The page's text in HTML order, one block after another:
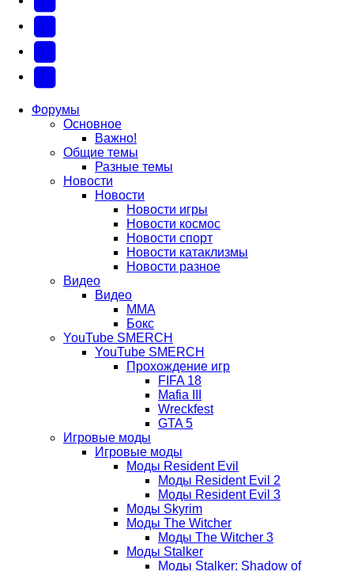
вкладке)
вкладке)
новой
вкладке)
в
новой
вкладке)
(Откроется
новой
вкладке)
Форумы
Основное
Важно!
Общие темы
Разные темы
Новости
Новости
Новости игры
Новости космос
Новости спорт
Новости катаклизмы
Новости разное
Видео
Видео
ММА
Бокс
YouTube SMERCH
YouTube SMERCH
Прохождение игр
FIFA 18
Mafia III
Wreckfest
GTA 5
Игровые моды
Игровые моды
Моды Resident Evil
Моды Resident Evil 2
Моды Resident Evil 3
Моды Skyrim
Моды The Witcher
Моды The Witcher 3
Моды Stalker
Моды Stalker: Shadow of